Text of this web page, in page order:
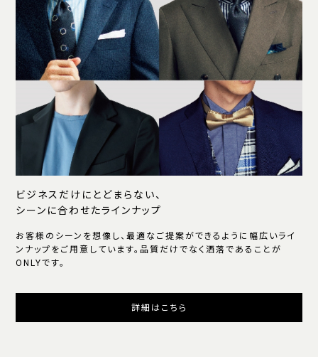
ビジネスだけにとどまらない、
シーンに合わせたラインナップ
お客様のシーンを想像し、最適なご提案ができるように幅広いライ
ンナップをご用意しています。品質だけでなく洒落であることが
ONLYです。
詳細はこちら